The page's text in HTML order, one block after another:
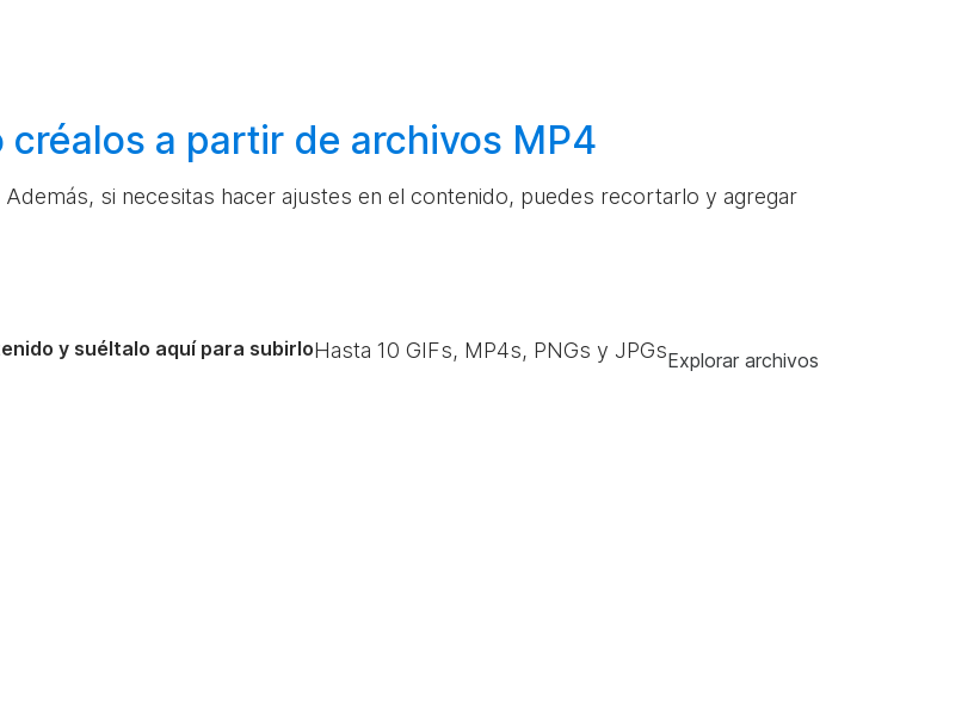
créalos a partir de archivos MP4
si necesitas hacer ajustes en el contenido, puedes recortarlo y agregar
y suéltalo aquí para subirloHasta 10 GIFs, MP4s, PNGs y JPGsExplorar archivos